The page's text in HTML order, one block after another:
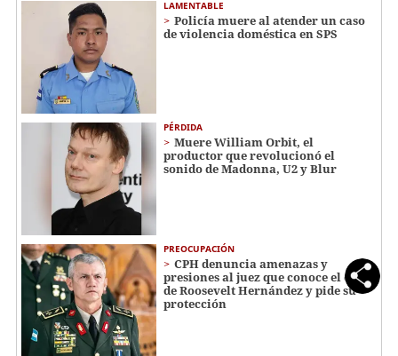
LAMENTABLE
Policía muere al atender un caso
de violencia doméstica en SPS
PÉRDIDA
Muere William Orbit, el
productor que revolucionó el
sonido de Madonna, U2 y Blur
PREOCUPACIÓN
CPH denuncia amenazas y
presiones al juez que conoce el caso
de Roosevelt Hernández y pide su
protección